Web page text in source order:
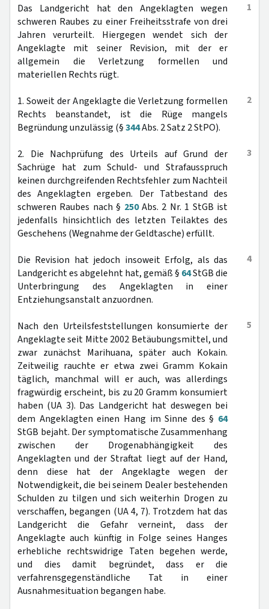
1
Das Landgericht hat den Angeklagten wegen
schweren Raubes zu einer Freiheitsstrafe von drei
Jahren verurteilt. Hiergegen wendet sich der
Angeklagte mit seiner Revision, mit der er
allgemein die Verletzung formellen und
materiellen Rechts rügt.
2
1. Soweit der Angeklagte die Verletzung formellen
Rechts beanstandet, ist die Rüge mangels
Begründung unzulässig (§344Abs. 2 Satz 2 StPO).
3
2. Die Nachprüfung des Urteils auf Grund der
Sachrüge hat zum Schuld- und Strafausspruch
keinen durchgreifenden Rechtsfehler zum Nachteil
des Angeklagten ergeben. Der Tatbestand des
schweren Raubes nach § 250Abs. 2 Nr. 1 StGB ist
jedenfalls hinsichtlich des letzten Teilaktes des
Geschehens (Wegnahme der Geldtasche) erfüllt.
4
Die Revision hat jedoch insoweit Erfolg, als das
Landgericht es abgelehnt hat, gemäß § 64StGB die
Unterbringung des Angeklagten in einer
Entziehungsanstalt anzuordnen.
5
Nach den Urteilsfeststellungen konsumierte der
Angeklagte seit Mitte 2002 Betäubungsmittel, und
zwar zunächst Marihuana, später auch Kokain.
Zeitweilig rauchte er etwa zwei Gramm Kokain
täglich, manchmal will er auch, was allerdings
fragwürdig erscheint, bis zu 20 Gramm konsumiert
haben (UA 3). Das Landgericht hat deswegen bei
dem Angeklagten einen Hang im Sinne des § 64
StGB bejaht. Der symptomatische Zusammenhang
zwischen der Drogenabhängigkeit des
Angeklagten und der Straftat liegt auf der Hand,
denn diese hat der Angeklagte wegen der
Notwendigkeit, die bei seinem Dealer bestehenden
Schulden zu tilgen und sich weiterhin Drogen zu
verschaffen, begangen (UA 4, 7). Trotzdem hat das
Landgericht die Gefahr verneint, dass der
Angeklagte auch künftig in Folge seines Hanges
erhebliche rechtswidrige Taten begehen werde,
und dies damit begründet, dass er die
verfahrensgegenständliche Tat in einer
Ausnahmesituation begangen habe.